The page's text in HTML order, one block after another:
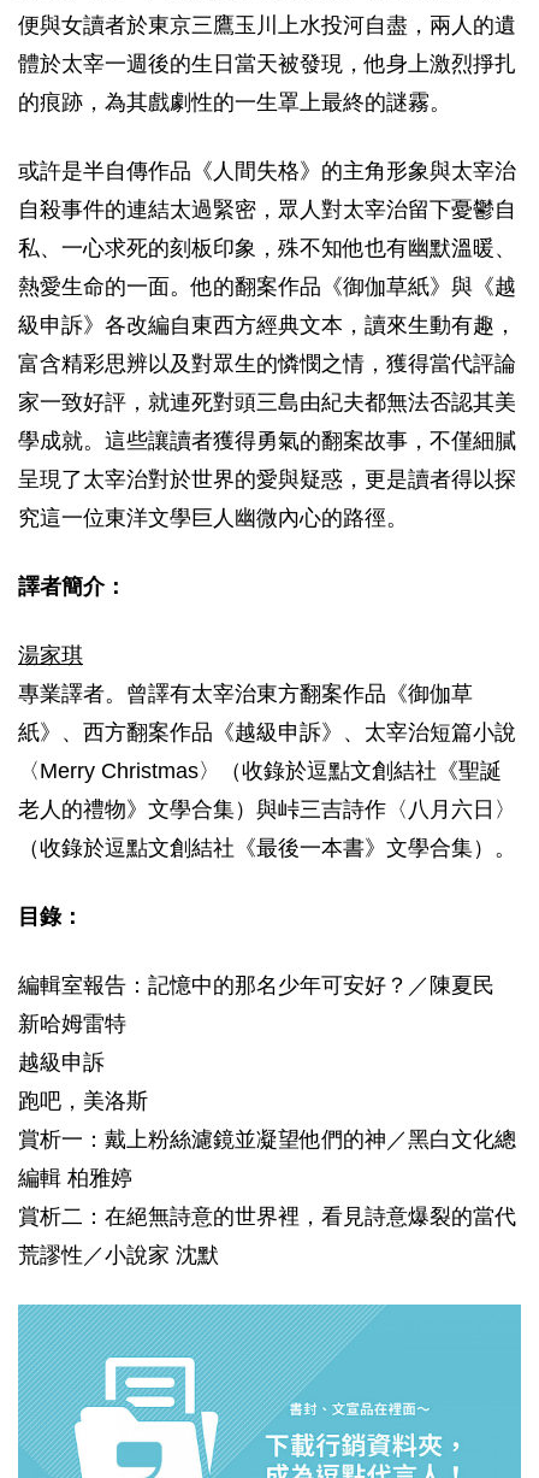
便與女讀者於東京三鷹玉川上水投河自盡，兩人的遺
體於太宰一週後的生日當天被發現，他身上激烈掙扎
的痕跡，為其戲劇性的一生罩上最終的謎霧。
或許是半自傳作品《人間失格》的主角形象與太宰治
自殺事件的連結太過緊密，眾人對太宰治留下憂鬱自
私、一心求死的刻板印象，殊不知他也有幽默溫暖、
熱愛生命的一面。他的翻案作品《御伽草紙》與《越
級申訴》各改編自東西方經典文本，讀來生動有趣，
富含精彩思辨以及對眾生的憐憫之情，獲得當代評論
家一致好評，就連死對頭三島由紀夫都無法否認其美
學成就。這些讓讀者獲得勇氣的翻案故事，不僅細膩
呈現了太宰治對於世界的愛與疑惑，更是讀者得以探
究這一位東洋文學巨人幽微內心的路徑。
譯者簡介：
湯家琪
專業譯者。曾譯有太宰治東方翻案作品《御伽草
紙》、西方翻案作品《越級申訴》、太宰治短篇小說
〈Merry Christmas〉（收錄於逗點文創結社《聖誕
老人的禮物》文學合集）與峠三吉詩作〈八月六日〉
（收錄於逗點文創結社《最後一本書》文學合集）。
目錄：
編輯室報告：記憶中的那名少年可安好？／陳夏民
新哈姆雷特
越級申訴
跑吧，美洛斯
賞析一：戴上粉絲濾鏡並凝望他們的神／黑白文化總
編輯 柏雅婷
賞析二：在絕無詩意的世界裡，看見詩意爆裂的當代
荒謬性／小說家 沈默